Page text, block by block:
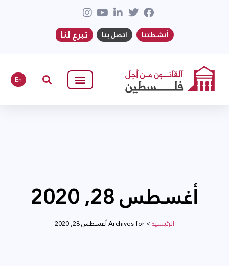
أنشطتنا اتصل بنا تبرع لنا
En
أغسطس 28, 2020
الرئيسية>Archives for أغسطس 28, 2020